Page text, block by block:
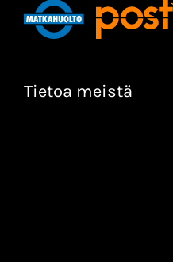
Tietoa meistä